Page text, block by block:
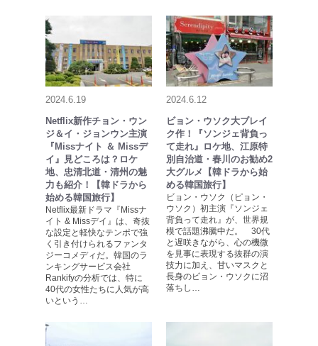
2024.6.19
Netflix新作チョン・ウン
ジ＆イ・ジョンウン主演
『Missナイト ＆ Missデ
イ』見どころは？ロケ
地、忠清北道・清州の魅
力も紹介！【韓ドラから
始める韓国旅行】
Netflix最新ドラマ『Missナ
イト & Missデイ』は、奇抜
な設定と軽快なテンポで強
く引き付けられるファンタ
ジーコメディだ。韓国のラ
ンキングサービス会社
Rankifyの分析では、特に
40代の女性たちに人気が高
いという…
2024.6.12
ビョン・ウソク大ブレイ
ク作！『ソンジェ背負っ
て走れ』ロケ地、江原特
別自治道・春川のお勧め2
大グルメ【韓ドラから始
める韓国旅行】
ビョン・ウソク（ピョン・
ウソク）初主演『ソンジェ
背負って走れ』が、世界規
模で話題沸騰中だ。 30代
と遅咲きながら、心の機微
を見事に表現する抜群の演
技力に加え、甘いマスクと
長身のビョン・ウソクに沼
落ちし…